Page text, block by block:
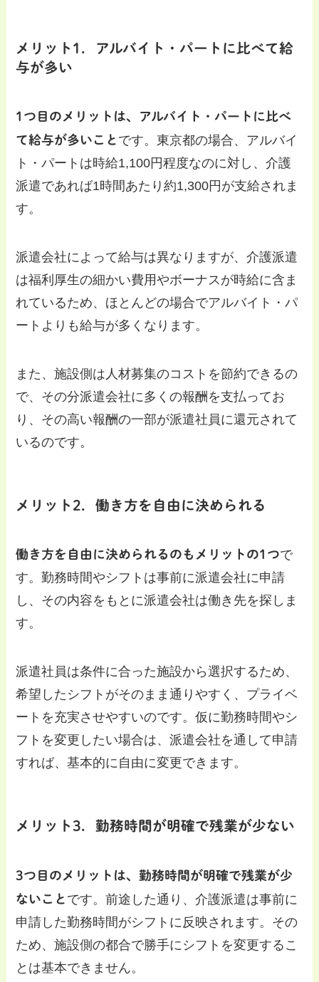
メリット1．アルバイト・パートに比べて給
与が多い
1つ目のメリットは、アルバイト・パートに比べ
て給与が多いこと です。東京都の場合、アルバイ
ト・パートは時給1,100円程度なのに対し、介護
派遣であれば1時間あたり約1,300円が支給されま
す。
派遣会社によって給与は異なりますが、介護派遣
は福利厚生の細かい費用やボーナスが時給に含ま
れているため、ほとんどの場合でアルバイト・パ
ートよりも給与が多くなります。
また、施設側は人材募集のコストを節約できるの
で、その分派遣会社に多くの報酬を支払ってお
り、その高い報酬の一部が派遣社員に還元されて
いるのです。
メリット2．働き方を自由に決められる
働き方を自由に決められるのもメリットの1つで
す。勤務時間やシフトは事前に派遣会社に申請
し、その内容をもとに派遣会社は働き先を探しま
す。
派遣社員は条件に合った施設から選択するため、
希望したシフトがそのまま通りやすく、プライベ
ートを充実させやすいのです。仮に勤務時間やシ
フトを変更したい場合は、派遣会社を通して申請
すれば、基本的に自由に変更できます。
メリット3．勤務時間が明確で残業が少ない
3つ目のメリットは、勤務時間が明確で残業が少
ないこと です。前途した通り、介護派遣は事前に
申請した勤務時間がシフトに反映されます。その
ため、施設側の都合で勝手にシフトを変更するこ
とは基本できません。